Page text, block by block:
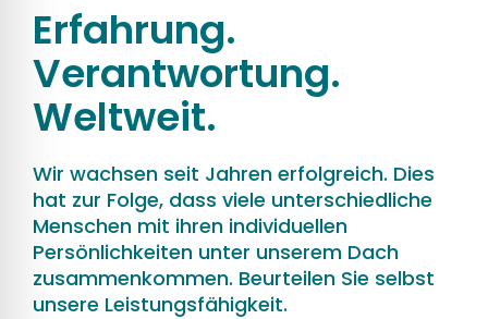
Erfahrung.
Verantwortung.
Weltweit.
Wir wachsen seit Jahren erfolgreich. Dies
hat zur Folge, dass viele unterschiedliche
Menschen mit ihren individuellen
Persönlichkeiten unter unserem Dach
zusammenkommen. Beurteilen Sie selbst
unsere Leistungsfähigkeit.